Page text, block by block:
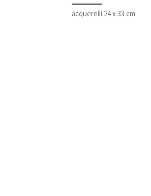
acquerelli 24 x 33 cm